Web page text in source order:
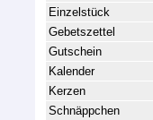
Einzelstück
Gebetszettel
Gutschein
Kalender
Kerzen
Schnäppchen